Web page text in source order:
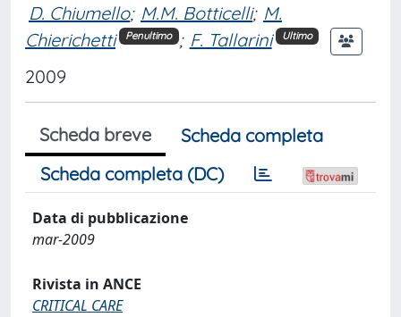
D. Chiumello; M.M. Botticelli; M.
Chierichetti
Penultimo ; F. Tallarini Ultimo
2009
Scheda breve
Scheda completa
Scheda completa (DC)
Data di pubblicazione
mar-2009
Rivista in ANCE
CRITICAL CARE